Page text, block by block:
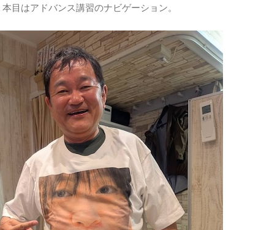
目はアドバンス講習のナビゲーション。